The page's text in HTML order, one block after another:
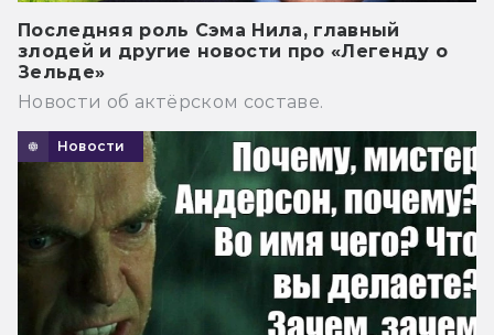
Последняя роль Сэма Нила, главный
злодей и другие новости про «Легенду о
Зельде»
Новости об актёрском составе.
Новости